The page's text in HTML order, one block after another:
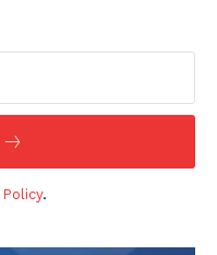
Policy.